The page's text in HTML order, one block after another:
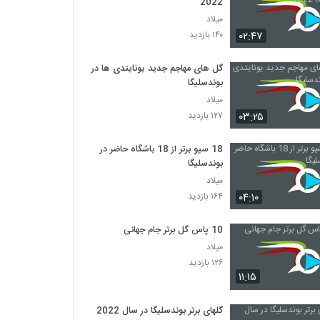
۰۲:۴۷
میلاد
۱۴۰ بازدید
۰۳:۲۵
گل های مهاجم جدید یونایتدی ها در
بوندسلیگا
میلاد
۱۲۷ بازدید
۰۴:۱۰
18 سیو برتر از 18 باشگاه حاضر در
بوندسلیگا
میلاد
۱۶۴ بازدید
۱۱:۱۵
10 پاس گل برتر جام جهانی
میلاد
۱۲۶ بازدید
گلهای برتر بوندسلیگا در سال 2022